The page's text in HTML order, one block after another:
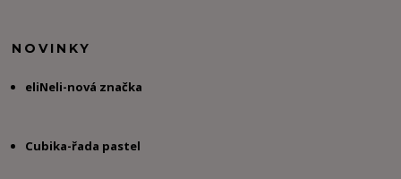
NOVINKY
eliNeli-nová značka
Cubika-řada pastel